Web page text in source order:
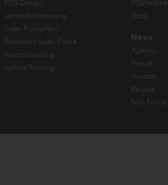
POS Design
Verkaufsförderung
Sales Promotion
Extended Sales Force
Merchandising
Instore Training
STEINblicke
Jobs
News
Agency
Presse
Awards
People
Task Force